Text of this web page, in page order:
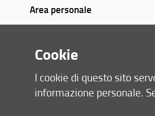
Area personale
Cookie
I cookie di questo sito
informazione personale.